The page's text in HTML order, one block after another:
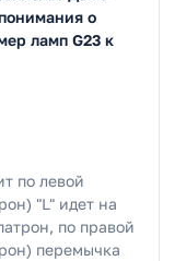
о
ламп G23 к
по левой
"L" идет на
по правой
перемычка